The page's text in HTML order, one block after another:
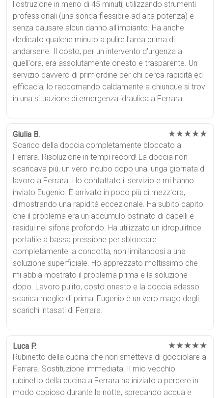
l'ostruzione in meno di 45 minuti, utilizzando strumenti
professionali (una sonda flessibile ad alta potenza) e
senza causare alcun danno all'impianto. Ha anche
dedicato qualche minuto a pulire l'area prima di
andarsene. Il costo, per un intervento d'urgenza a
quell'ora, era assolutamente onesto e trasparente. Un
servizio davvero di prim'ordine per chi cerca rapidità ed
efficacia, lo raccomando caldamente a chiunque si trovi
in una situazione di emergenza idraulica a Ferrara.
Giulia B. ★★★★★
Scarico della doccia completamente bloccato a
Ferrara. Risoluzione in tempi record! La doccia non
scaricava più, un vero incubo dopo una lunga giornata di
lavoro a Ferrara. Ho contattato il servizio e mi hanno
inviato Eugenio. È arrivato in poco più di mezz'ora,
dimostrando una rapidità eccezionale. Ha subito capito
che il problema era un accumulo ostinato di capelli e
residui nel sifone profondo. Ha utilizzato un idropulitrice
portatile a bassa pressione per sbloccare
completamente la condotta, non limitandosi a una
soluzione superficiale. Ho apprezzato moltissimo che
mi abbia mostrato il problema prima e la soluzione
dopo. Lavoro pulito, costo onesto e la doccia adesso
scarica meglio di prima! Eugenio è un vero mago degli
scarichi intasati di Ferrara.
Luca P. ★★★★★
Rubinetto della cucina che non smetteva di gocciolare a
Ferrara. Sostituzione immediata! Il mio vecchio
rubinetto della cucina a Ferrara ha iniziato a perdere in
modo copioso durante la notte, sprecando acqua e